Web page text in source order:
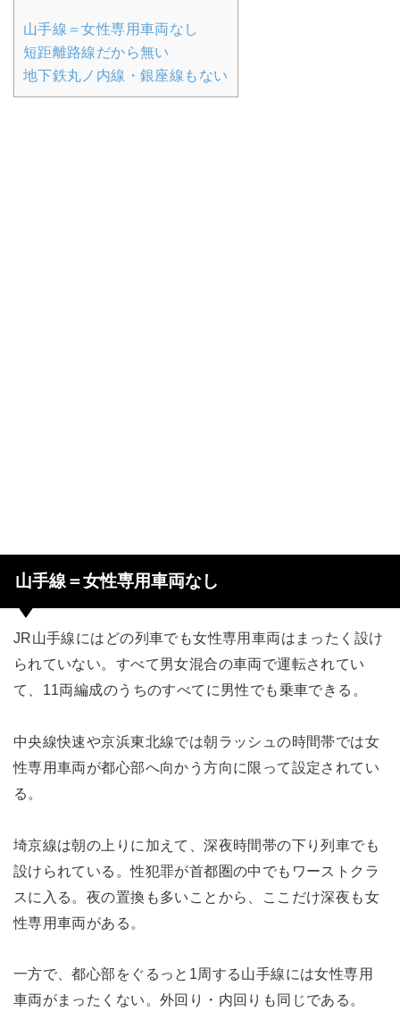
山手線＝女性専用車両なし
短距離路線だから無い
地下鉄丸ノ内線・銀座線もない
山手線＝女性専用車両なし
JR山手線にはどの列車でも女性専用車両はまったく設け
られていない。すべて男女混合の車両で運転されてい
て、11両編成のうちのすべてに男性でも乗車できる。
中央線快速や京浜東北線では朝ラッシュの時間帯では女
性専用車両が都心部へ向かう方向に限って設定されてい
る。
埼京線は朝の上りに加えて、深夜時間帯の下り列車でも
設けられている。性犯罪が首都圏の中でもワーストクラ
スに入る。夜の置換も多いことから、ここだけ深夜も女
性専用車両がある。
一方で、都心部をぐるっと1周する山手線には女性専用
車両がまったくない。外回り・内回りも同じである。